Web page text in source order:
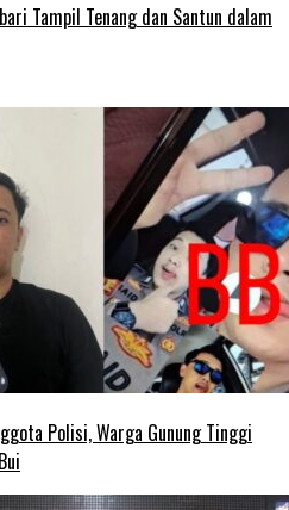
Tampil Tenang dan Santun dalam
Polisi, Warga Gunung Tinggi